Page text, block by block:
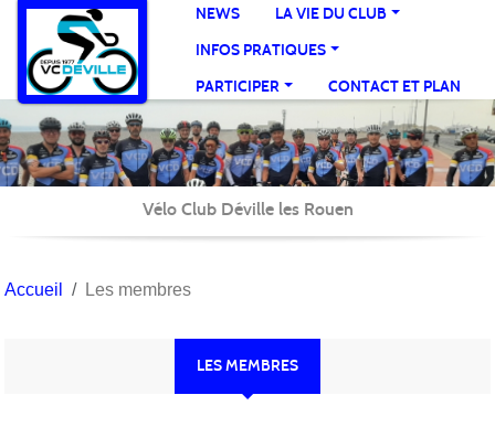
NEWS
LA VIE DU CLUB
INFOS PRATIQUES
PARTICIPER
CONTACT ET PLAN
Vélo Club Déville les Rouen
Accueil Les membres
LES MEMBRES
Panneau de gestion des cookies